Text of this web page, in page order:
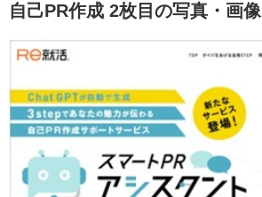
自己PR作成 2枚目の写真・画像